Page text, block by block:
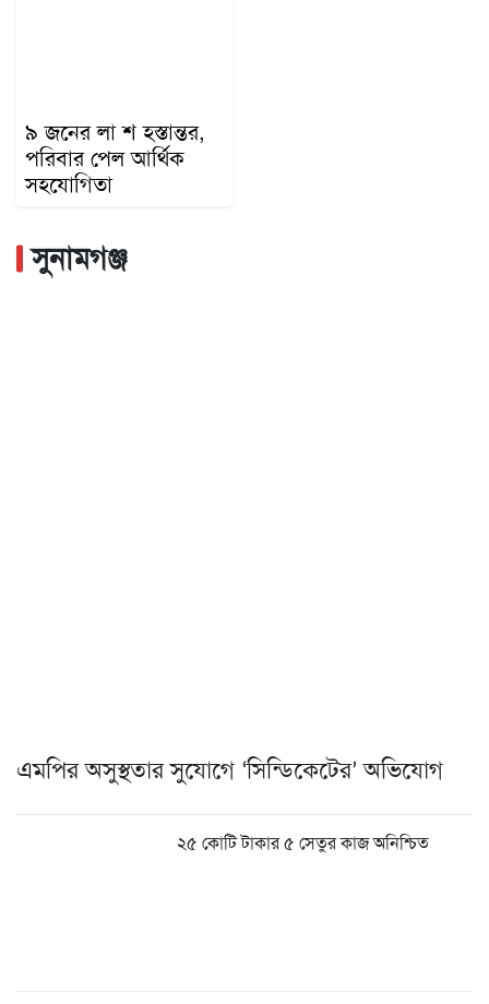
৯ জনের লা শ হস্তান্তর,
পরিবার পেল আর্থিক
সহযোগিতা
সুনামগঞ্জ
এমপির অসুস্থতার সুযোগে ‘সিন্ডিকেটের’ অভিযোগ
২৫ কোটি টাকার ৫ সেতুর কাজ অনিশ্চিত